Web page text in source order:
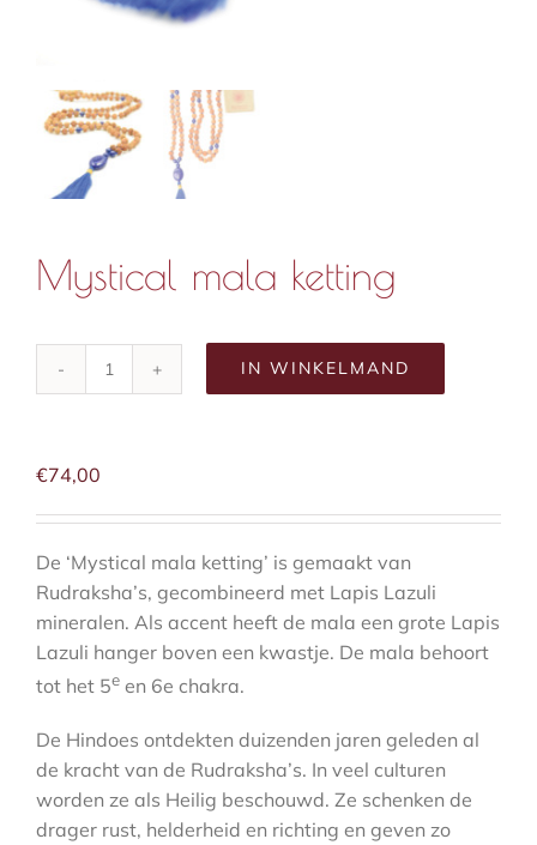
Mystical mala ketting
Mystical
IN WINKELMAND
€74,00
De ‘Mystical mala ketting’ is gemaakt van
Rudraksha’s, gecombineerd met Lapis Lazuli
mineralen. Als accent heeft de mala een grote Lapis
Lazuli hanger boven een kwastje. De mala behoort
tot het 5e en 6e chakra.
De Hindoes ontdekten duizenden jaren geleden al
de kracht van de Rudraksha’s. In veel culturen
worden ze als Heilig beschouwd. Ze schenken de
drager rust, helderheid en richting en geven zo